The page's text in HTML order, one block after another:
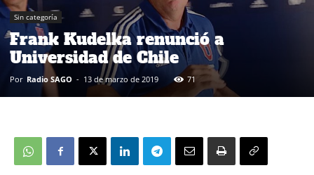
Sin categoría
Frank Kudelka renunció a
Universidad de Chile
Por Radio SAGO - 13 de marzo de 2019 71